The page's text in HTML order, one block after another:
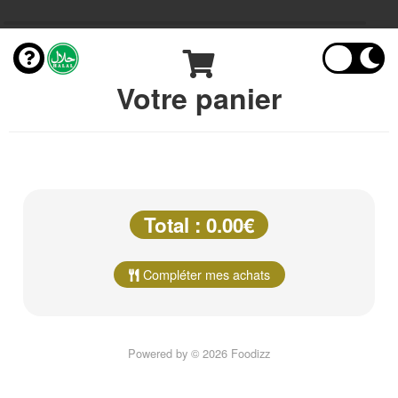
Votre panier
Total : 0.00€
Compléter mes achats
Powered by © 2026 Foodizz